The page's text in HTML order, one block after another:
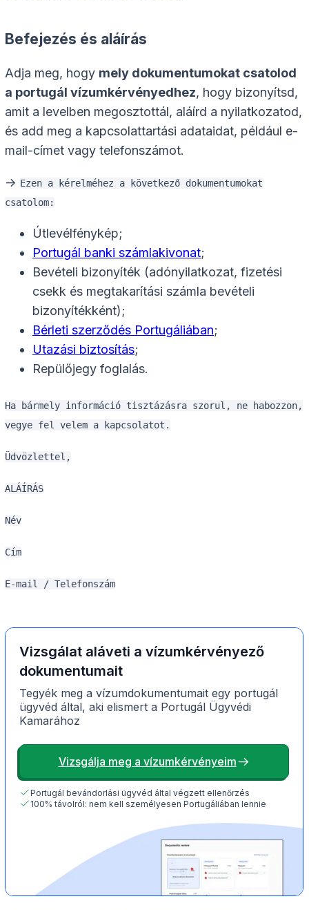
Befejezés és aláírás
Adja meg, hogy mely dokumentumokat csatolod
a portugál vízumkérvényedhez, hogy bizonyítsd,
amit a levelben megosztottál, aláírd a nyilatkozatod,
és add meg a kapcsolattartási adataidat, például e-
mail-címet vagy telefonszámot.
-> Ezen a kérelméhez a következő dokumentumokat
csatolom:
Útlevélfénykép;
Portugál banki számlakivonat;
Bevételi bizonyíték (adónyilatkozat, fizetési
csekk és megtakarítási számla bevételi
bizonyítékként);
Bérleti szerződés Portugáliában;
Utazási biztosítás;
Repülőjegy foglalás.
Ha bármely információ tisztázásra szorul, ne habozzon,
vegye fel velem a kapcsolatot.
Üdvözlettel,
ALÁÍRÁS
Név
Cím
E-mail / Telefonszám
Vizsgálat aláveti a vízumkérvényező
dokumentumait
Tegyék meg a vízumdokumentumait egy portugál
ügyvéd által, aki elismert a Portugál Ügyvédi
Kamarához
Vizsgálja meg a vízumkérvényeim
Portugál bevándorlási ügyvéd által végzett ellenőrzés
100% távolról: nem kell személyesen Portugáliában lennie